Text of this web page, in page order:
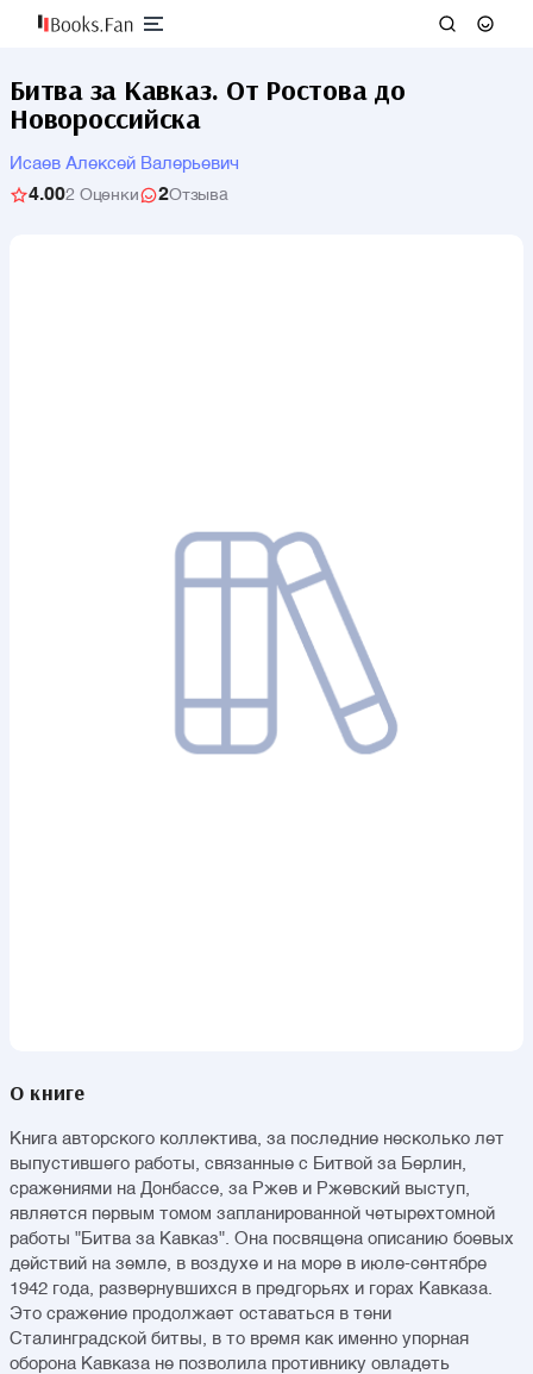
Битва за Кавказ. От Ростова до
Новороссийска
Исаев Алексей Валерьевич
4.002 Оценки 2Отзыва
О книге
Книга авторского коллектива, за последние несколько лет
выпустившего работы, связанные с Битвой за Берлин,
сражениями на Донбассе, за Ржев и Ржевский выступ,
является первым томом запланированной четырехтомной
работы "Битва за Кавказ". Она посвящена описанию боевых
действий на земле, в воздухе и на море в июле-сентябре
1942 года, развернувшихся в предгорьях и горах Кавказа.
Это сражение продолжает оставаться в тени
Сталинградской битвы, в то время как именно упорная
оборона Кавказа не позволила противнику овладеть